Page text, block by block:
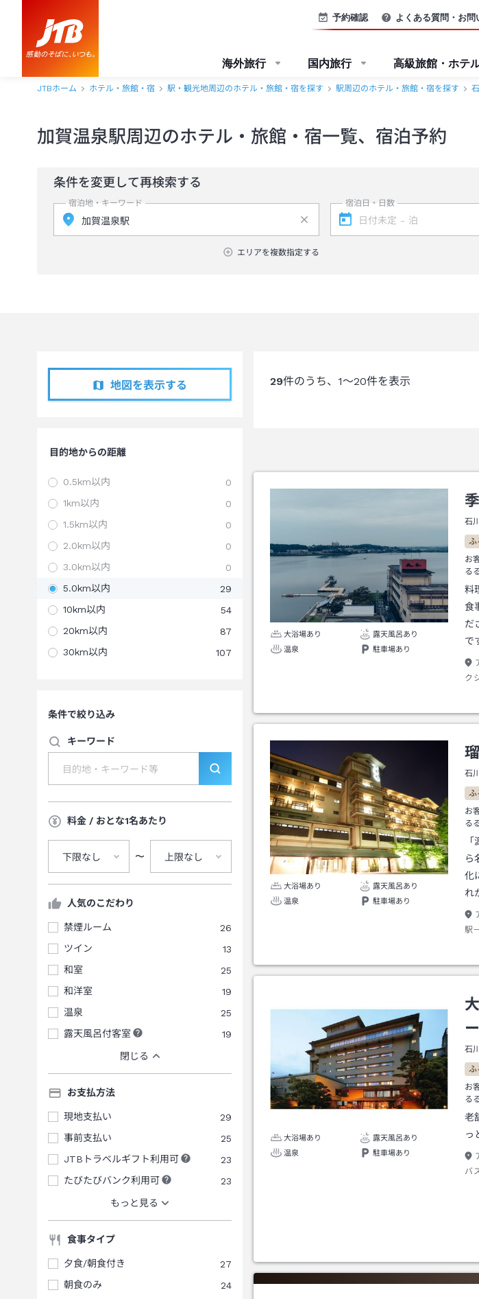
予約確認 よくある質問・お問
海外旅行 国内旅行 高級旅館・ホテ
JTBホーム ホテル・旅館・宿 駅・観光地周辺のホテル・旅館・宿を探す 駅周辺のホテル・旅館・宿を探す
加賀温泉駅周辺のホテル・旅館・宿一覧、宿泊予約
条件を変更して再検索する
宿泊地・キーワード
エリアを複数指定する
宿泊日・日数
地図を表示する
目的地からの距離
0.5km以内
0
1km以内
0
1.5km以内
0
2.0km以内
0
3.0km以内
0
5.0km以内
29
10km以内
54
20km以内
87
30km以内
107
条件で絞り込み
キーワード
料金 / おとな1名あたり
下限なし 〜 上限なし
人気のこだわり
禁煙ルーム
26
ツイン
13
和室
25
和洋室
19
温泉
25
露天風呂付客室
19
閉じる
お支払方法
現地支払い
29
事前支払い
25
JTBトラベルギフト利用可
23
たびたびバンク利用可
23
もっと見る
食事タイプ
夕食/朝食付き
27
朝食のみ
24
29件のうち、 1～20件を表示
大浴場あり
露天風呂あり
温泉
駐車場あり
石
ふ
お
る
料
食
だ
で
ク
大浴場あり
露天風呂あり
温泉
駐車場あり
石
ふ
お
る
ら
化
れ
駅
大浴場あり
露天風呂あり
温泉
駐車場あり
石
ふ
お
る
老
っ
バ